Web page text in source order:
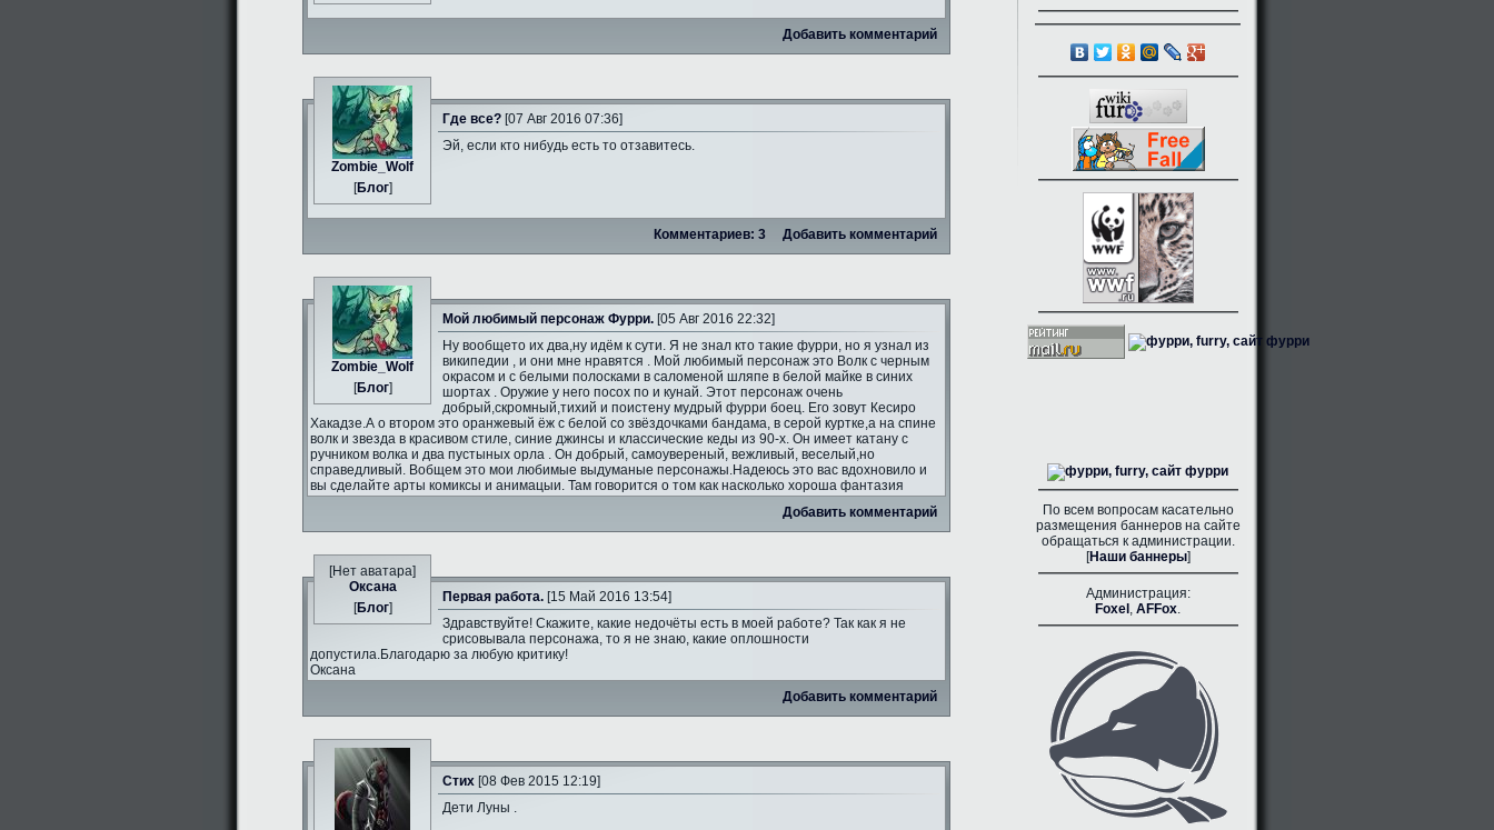
Добавить комментарий
Zombie_Wolf
[Блог]
Где все? [07 Авг 2016 07:36]
Эй, если кто нибудь есть то отзавитесь.
Комментариев: 3 Добавить комментарий
Zombie_Wolf
[Блог]
Мой любимый персонаж Фурри. [05 Авг 2016 22:32]
Ну вообщето их два,ну идём к сути. Я не знал кто такие фурри, но я узнал из
википедии , и они мне нравятся . Мой любимый персонаж это Волк с черным
окрасом и с белыми полосками в саломеной шляпе в белой майке в синих
шортах . Оружие у него посох по и кунай. Этот персонаж очень
добрый,скромный,тихий и поистену мудрый фурри боец. Его зовут Кесиро
Хакадзе.А о втором это оранжевый ёж с белой со звёздочками бандама, в серой куртке,а на спине
волк и звезда в красивом стиле, синие джинсы и классические кеды из 90-х. Он имеет катану с
ручником волка и два пустыных орла . Он добрый, самоувереный, вежливый, веселый,но
справедливый. Вобщем это мои любимые выдуманые персонажы.Надеюсь это вас вдохновило и
вы сделайте арты комиксы и анимацыи. Там говорится о том как насколько хороша фантазия
Добавить комментарий
[Нет аватара]
Оксана
[Блог]
Первая работа. [15 Май 2016 13:54]
Здравствуйте! Скажите, какие недочёты есть в моей работе? Так как я не
срисовывала персонажа, то я не знаю, какие оплошности
допустила.Благодарю за любую критику!
Оксана
Добавить комментарий
Стих [08 Фев 2015 12:19]
Дети Луны .
По всем вопросам касательно
размещения баннеров на сайте
обращаться к администрации.
[Наши баннеры]
Администрация:
Foxel , AFFox.